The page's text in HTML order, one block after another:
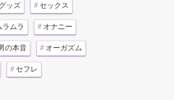
ッズ # セックス
ラムラ # オナニー
の本音 # オーガズム
# セフレ